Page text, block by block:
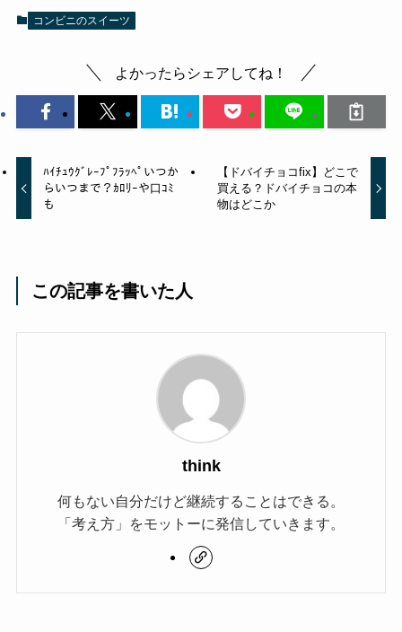
コンビニのスイーツ
よかったらシェアしてね！
ﾊｲﾁｭｳｸﾞﾚｰﾌﾟﾌﾗｯﾍﾟいつか
らいつまで？ｶﾛﾘｰや口ｺﾐ
も
【ドバイチョコfix】どこで
買える？ドバイチョコの本
物はどこか
この記事を書いた人
think
何もない自分だけど継続することはできる。
「考え方」をモットーに発信していきます。